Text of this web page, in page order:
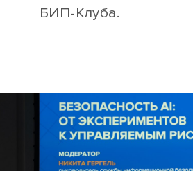
БИП-Клуба.